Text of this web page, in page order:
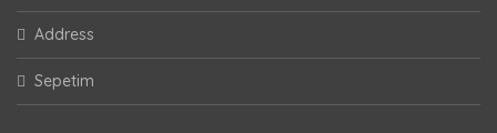
Address
Sepetim